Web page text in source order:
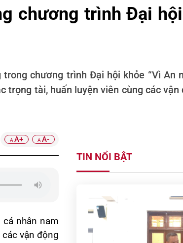
chương trình Đại
chương trình Đại hội khỏe “Vì An
trọng tài, huấn luyện viên cùng các
A A+ A A-
nhân nam
vận động
TIN NỔI BẬT